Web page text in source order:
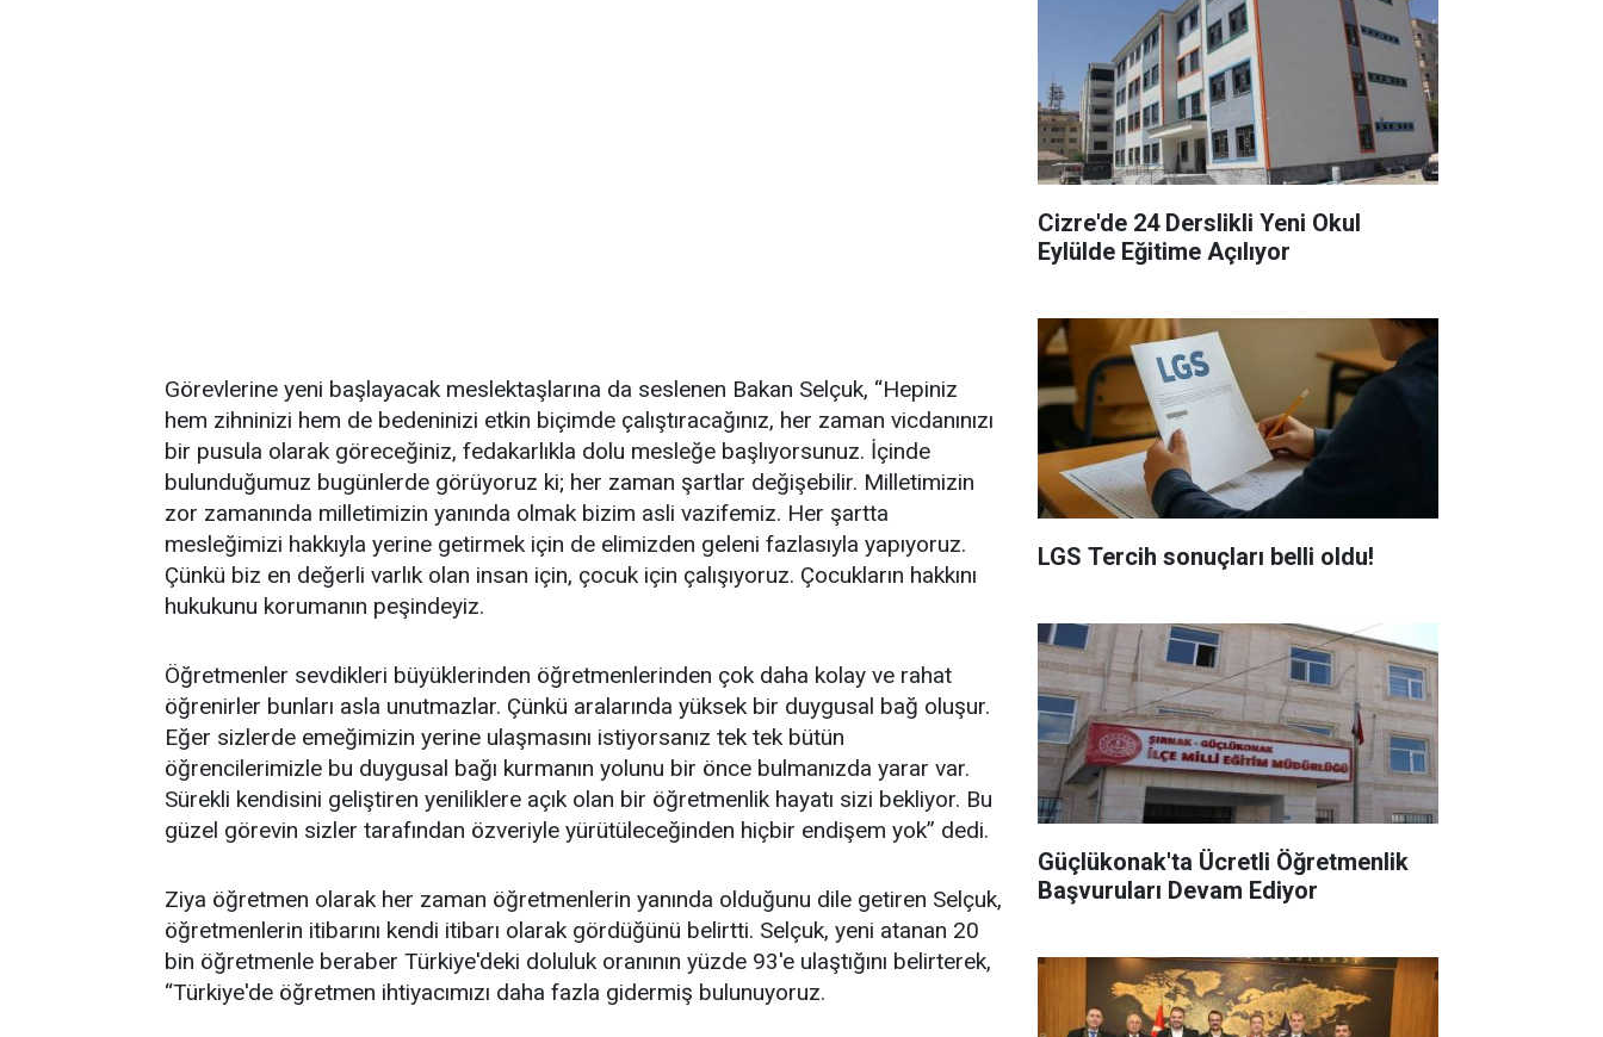
Görevlerine yeni başlayacak meslektaşlarına da seslenen Bakan Selçuk, “Hepiniz
hem zihninizi hem de bedeninizi etkin biçimde çalıştıracağınız, her zaman vicdanınızı
bir pusula olarak göreceğiniz, fedakarlıkla dolu mesleğe başlıyorsunuz. İçinde
bulunduğumuz bugünlerde görüyoruz ki; her zaman şartlar değişebilir. Milletimizin
zor zamanında milletimizin yanında olmak bizim asli vazifemiz. Her şartta
mesleğimizi hakkıyla yerine getirmek için de elimizden geleni fazlasıyla yapıyoruz.
Çünkü biz en değerli varlık olan insan için, çocuk için çalışıyoruz. Çocukların hakkını
hukukunu korumanın peşindeyiz.
Öğretmenler sevdikleri büyüklerinden öğretmenlerinden çok daha kolay ve rahat
öğrenirler bunları asla unutmazlar. Çünkü aralarında yüksek bir duygusal bağ oluşur.
Eğer sizlerde emeğimizin yerine ulaşmasını istiyorsanız tek tek bütün
öğrencilerimizle bu duygusal bağı kurmanın yolunu bir önce bulmanızda yarar var.
Sürekli kendisini geliştiren yeniliklere açık olan bir öğretmenlik hayatı sizi bekliyor. Bu
güzel görevin sizler tarafından özveriyle yürütüleceğinden hiçbir endişem yok” dedi.
Ziya öğretmen olarak her zaman öğretmenlerin yanında olduğunu dile getiren Selçuk,
öğretmenlerin itibarını kendi itibarı olarak gördüğünü belirtti. Selçuk, yeni atanan 20
bin öğretmenle beraber Türkiye'deki doluluk oranının yüzde 93'e ulaştığını belirterek,
“Türkiye'de öğretmen ihtiyacımızı daha fazla gidermiş bulunuyoruz.
Cizre'de 24 Derslikli Yeni Okul
Eylülde Eğitime Açılıyor
LGS Tercih sonuçları belli oldu!
Güçlükonak'ta Ücretli Öğretmenlik
Başvuruları Devam Ediyor